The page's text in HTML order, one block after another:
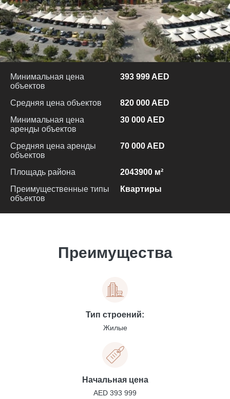
Минимальная цена
объектов
393 999 AED
Средняя цена объектов
820 000 AED
Минимальная цена
аренды объектов
30 000 AED
Средняя цена аренды
объектов
70 000 AED
Площадь района
2043900 м²
Преимущественные типы
объектов
Квартиры
Преимущества
Тип строений:
Жилые
Начальная цена
AED 393 999